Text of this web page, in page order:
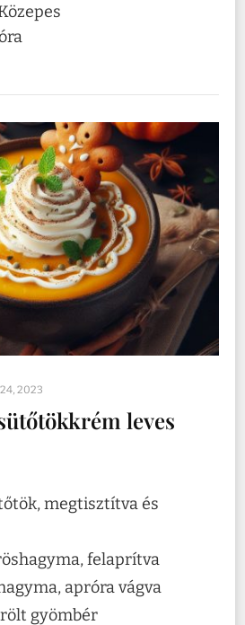
2023
leves
megtisztítva és
felaprítva
apróra vágva
gyömbér